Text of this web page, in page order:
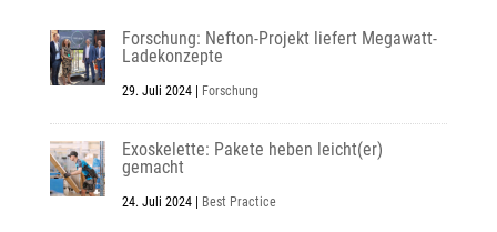
Forschung: Nefton-Projekt liefert Megawatt-
Ladekonzepte
29. Juli 2024| Forschung
Exoskelette: Pakete heben leicht(er)
gemacht
24. Juli 2024| Best Practice